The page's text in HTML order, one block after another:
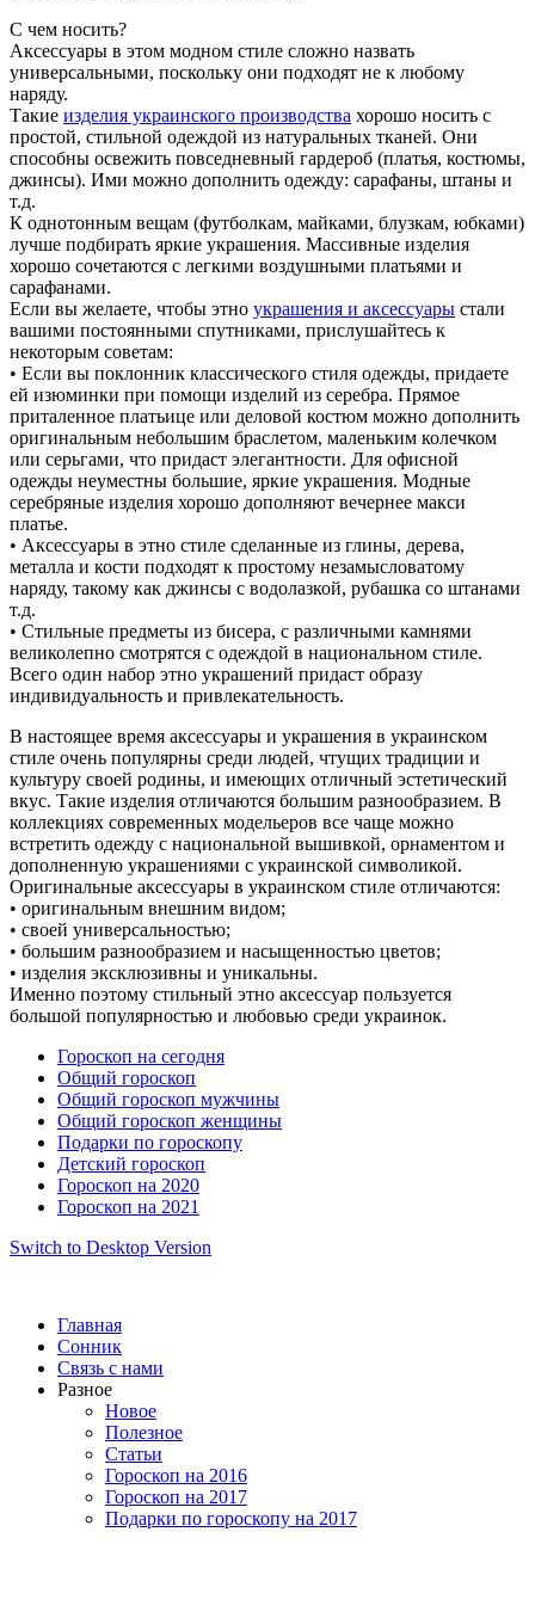
С чем носить?
Аксессуары в этом модном стиле сложно назвать
универсальными, поскольку они подходят не к любому
наряду.
Такие изделия украинского производства хорошо носить с
простой, стильной одеждой из натуральных тканей. Они
способны освежить повседневный гардероб (платья, костюмы,
джинсы). Ими можно дополнить одежду: сарафаны, штаны и
т.д.
К однотонным вещам (футболкам, майками, блузкам, юбками)
лучше подбирать яркие украшения. Массивные изделия
хорошо сочетаются с легкими воздушными платьями и
сарафанами.
Если вы желаете, чтобы этно украшения и аксессуары стали
вашими постоянными спутниками, прислушайтесь к
некоторым советам:
• Если вы поклонник классического стиля одежды, придаете
ей изюминки при помощи изделий из серебра. Прямое
приталенное платьице или деловой костюм можно дополнить
оригинальным небольшим браслетом, маленьким колечком
или серьгами, что придаст элегантности. Для офисной
одежды неуместны большие, яркие украшения. Модные
серебряные изделия хорошо дополняют вечернее макси
платье.
• Аксессуары в этно стиле сделанные из глины, дерева,
металла и кости подходят к простому незамысловатому
наряду, такому как джинсы с водолазкой, рубашка со штанами
т.д.
• Стильные предметы из бисера, с различными камнями
великолепно смотрятся с одеждой в национальном стиле.
Всего один набор этно украшений придаст образу
индивидуальность и привлекательность.
В настоящее время аксессуары и украшения в украинском
стиле очень популярны среди людей, чтущих традиции и
культуру своей родины, и имеющих отличный эстетический
вкус. Такие изделия отличаются большим разнообразием. В
коллекциях современных модельеров все чаще можно
встретить одежду с национальной вышивкой, орнаментом и
дополненную украшениями с украинской символикой.
Оригинальные аксессуары в украинском стиле отличаются:
• оригинальным внешним видом;
• своей универсальностью;
• большим разнообразием и насыщенностью цветов;
• изделия эксклюзивны и уникальны.
Именно поэтому стильный этно аксессуар пользуется
большой популярностью и любовью среди украинок.
Гороскоп на сегодня
Общий гороскоп
Общий гороскоп мужчины
Общий гороскоп женщины
Подарки по гороскопу
Детский гороскоп
Гороскоп на 2020
Гороскоп на 2021
Switch to Desktop Version
Главная
Сонник
Связь с нами
Разное
Новое
Полезное
Статьи
Гороскоп на 2016
Гороскоп на 2017
Подарки по гороскопу на 2017